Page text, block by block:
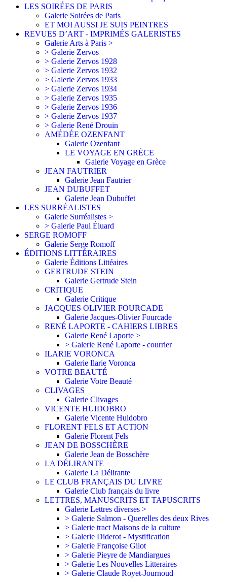
LES SOIRÉES DE PARIS
Galerie Soirées de Paris
ET MOI AUSSI JE SUIS PEINTRES
REVUES D’ART - IMPRIMÉS GALERISTES
Galerie Arts à Paris >
> Galerie Zervos
> Galerie Zervos 1928
> Galerie Zervos 1932
> Galerie Zervos 1933
> Galerie Zervos 1934
> Galerie Zervos 1935
> Galerie Zervos 1936
> Galerie Zervos 1937
> Galerie René Drouin
AMÉDÉE OZENFANT
Galerie Ozenfant
LE VOYAGE EN GRÈCE
Galerie Voyage en Grèce
JEAN FAUTRIER
Galerie Jean Fautrier
JEAN DUBUFFET
Galerie Jean Dubuffet
LES SURRÉALISTES
Galerie Surréalistes >
> Galerie Paul Éluard
SERGE ROMOFF
Galerie Serge Romoff
ÉDITIONS LITTÉRAIRES
Galerie Éditions Littéaires
GERTRUDE STEIN
Galerie Gertrude Stein
CRITIQUE
Galerie Critique
JACQUES OLIVIER FOURCADE
Galerie Jacques-Olivier Fourcade
RENÉ LAPORTE - CAHIERS LIBRES
Galerie René Laporte >
> Galerie René Laporte - courrier
ILARIE VORONCA
Galerie Ilarie Voronca
VOTRE BEAUTÉ
Galerie Votre Beauté
CLIVAGES
Galerie Clivages
VICENTE HUIDOBRO
Galerie Vicente Huidobro
FLORENT FELS ET ACTION
Galerie Florent Fels
JEAN DE BOSSCHÈRE
Galerie Jean de Bosschère
LA DÉLIRANTE
Galerie La Délirante
LE CLUB FRANÇAIS DU LIVRE
Galerie Club français du livre
LETTRES, MANUSCRITS ET TAPUSCRITS
Galerie Lettres diverses >
> Galerie Salmon - Querelles des deux Rives
> Galerie tract Maisons de la culture
> Galerie Diderot - Mystification
> Galerie Françoise Gilot
> Galerie Pieyre de Mandiargues
> Galerie Les Nouvelles Litteraires
> Galerie Claude Royet-Journoud